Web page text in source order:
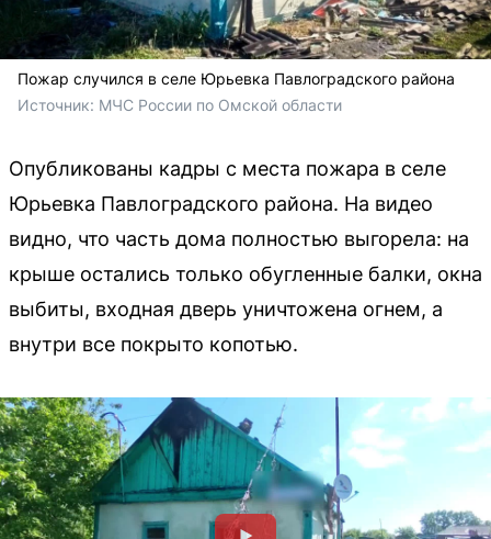
Пожар случился в селе Юрьевка Павлоградского района
Источник: МЧС России по Омской области
Опубликованы кадры с места пожара в селе
Юрьевка Павлоградского района. На видео
видно, что часть дома полностью выгорела: на
крыше остались только обугленные балки, окна
выбиты, входная дверь уничтожена огнем, а
внутри все покрыто копотью.